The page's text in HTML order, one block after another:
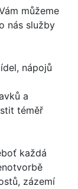
můžeme
nás služby
nápojů
a
téměř
každá
zázemí